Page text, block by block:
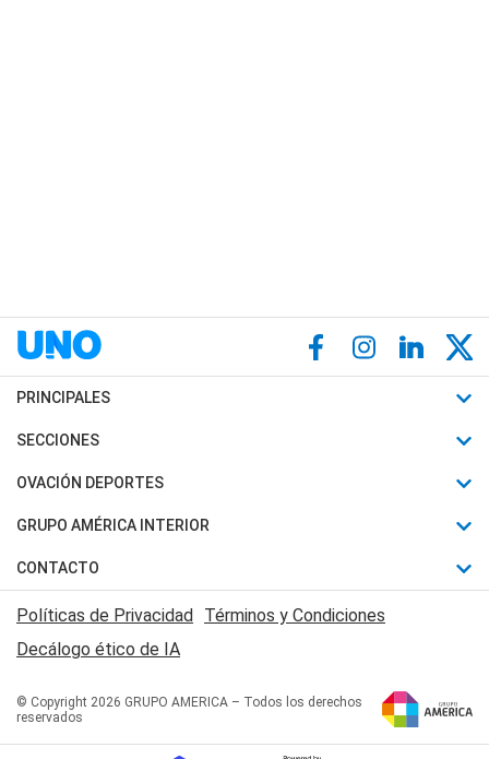
PRINCIPALES
Últimas Noticias
Política
Judiciales
Economia
SECCIONES
Horóscopo
Motores
Trucos caseros
Series y Películas
Edictos y Solicitadas
OVACIÓN DEPORTES
Fútbol
Mundial
Automovilismo
Rugby
Básquet
GRUPO AMÉRICA INTERIOR
Canal 7 en Vivo
San Juan 8
CONTACTO
Acerca de Nosotros
Contactanos
Políticas de Privacidad Términos y Condiciones
Decálogo ético de IA
© Copyright 2026 GRUPO AMERICA – Todos los derechos
reservados